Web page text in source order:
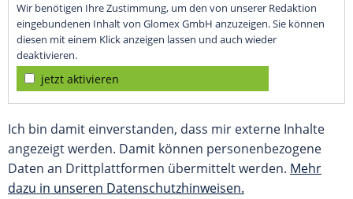
Wir benötigen Ihre Zustimmung, um den von unserer Redaktion
eingebundenen Inhalt von Glomex GmbH anzuzeigen. Sie können
diesen mit einem Klick anzeigen lassen und auch wieder
deaktivieren.
jetzt aktivieren
Ich bin damit einverstanden, dass mir externe Inhalte
angezeigt werden. Damit können personenbezogene
Daten an Drittplattformen übermittelt werden. Mehr
dazu in unseren Datenschutzhinweisen.